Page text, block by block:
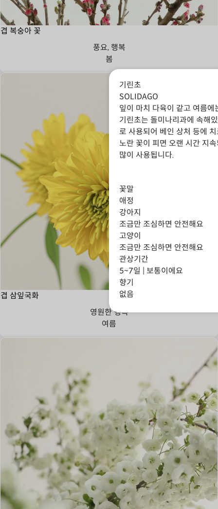
겹 복숭아 꽃
풍요, 행복
봄
겹 삼잎국화
영원한 행복
여름
기린초
SOLIDAGO
잎이 마치 다육이 같고 여름
기린초는 돌미나리과에 속해
로 사용되어 베인 상처 등에
노란 꽃이 피면 오랜 시간 지
많이 사용됩니다.
꽃말
애정
강아지
조금만 조심하면 안전해요
고양이
조금만 조심하면 안전해요
관상기간
5~7일 | 보통이에요
향기
없음